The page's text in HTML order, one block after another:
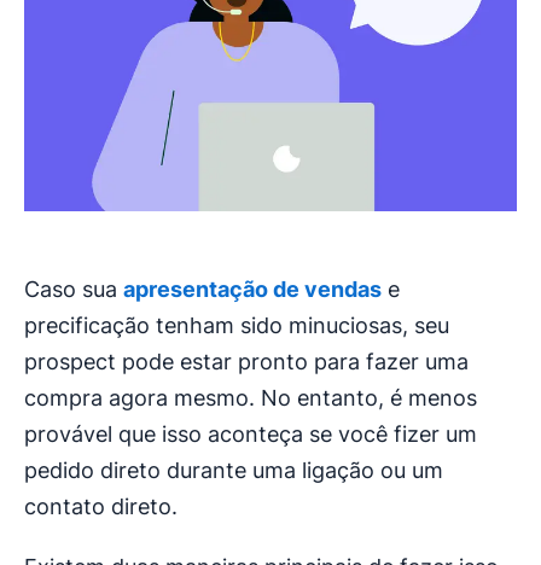
Caso sua apresentação de vendas e
precificação tenham sido minuciosas, seu
prospect pode estar pronto para fazer uma
compra agora mesmo. No entanto, é menos
provável que isso aconteça se você fizer um
pedido direto durante uma ligação ou um
contato direto.